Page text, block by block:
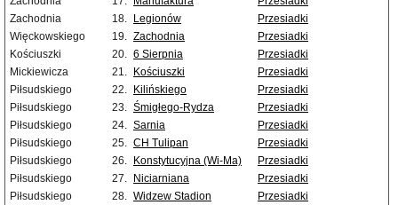
Zachodnia
18. Legionów
Przesiadki
Więckowskiego
19. Zachodnia
Przesiadki
Kościuszki
20. 6 Sierpnia
Przesiadki
Mickiewicza
21. Kościuszki
Przesiadki
Piłsudskiego
22. Kilińskiego
Przesiadki
Piłsudskiego
23. Śmigłego-Rydza
Przesiadki
Piłsudskiego
24. Sarnia
Przesiadki
Piłsudskiego
25. CH Tulipan
Przesiadki
Piłsudskiego
26. Konstytucyjna (Wi-Ma)
Przesiadki
Piłsudskiego
27. Niciarniana
Przesiadki
Piłsudskiego
28. Widzew Stadion Przesiadki